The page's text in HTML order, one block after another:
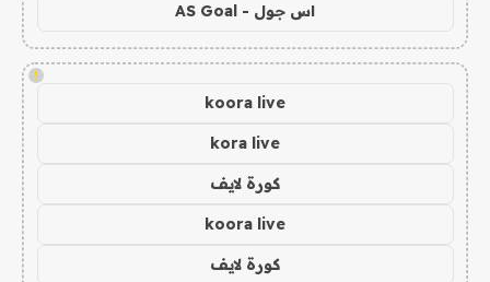
اس جول - AS Goal
!
koora live
kora live
كورة لايف
koora live
كورة لايف